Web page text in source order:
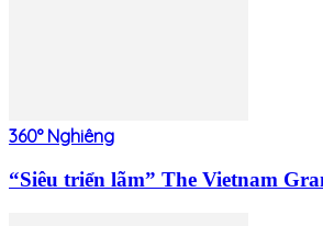
360° Nghiêng
“Siêu triển lãm” The Vietnam